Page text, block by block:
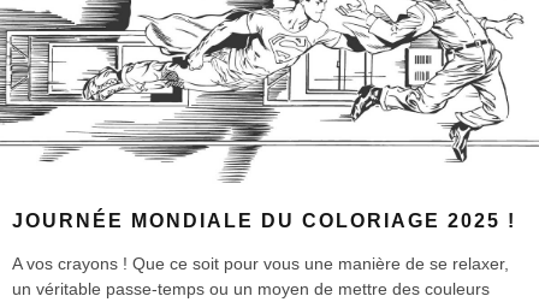
JOURNÉE MONDIALE DU COLORIAGE 2025 !
A vos crayons ! Que ce soit pour vous une manière de se relaxer,
un véritable passe-temps ou un moyen de mettre des couleurs